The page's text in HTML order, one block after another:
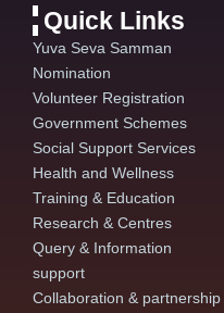
Quick Links
Yuva Seva Samman
Nomination
Volunteer Registration
Government Schemes
Social Support Services
Health and Wellness
Training & Education
Research & Centres
Query & Information
support
Collaboration & partnership